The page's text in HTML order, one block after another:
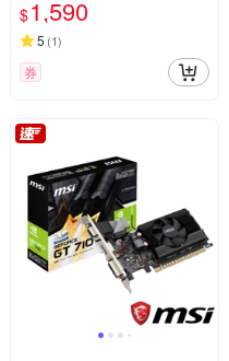
$1,590
5 (1)
券